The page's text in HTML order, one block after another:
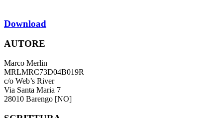
Download
AUTORE
Marco Merlin
MRLMRC73D04B019R
c/o Web’s River
Via Santa Maria 7
28010 Barengo [NO]